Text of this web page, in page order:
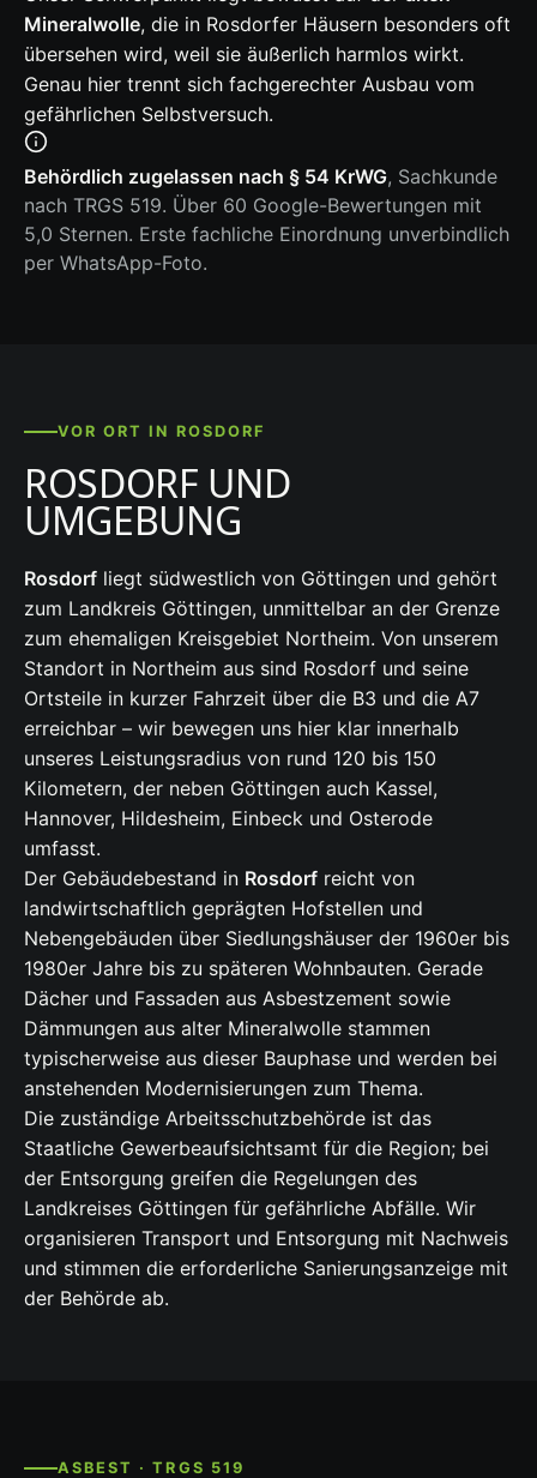
Mineralwolle, die in Rosdorfer Häusern besonders oft
übersehen wird, weil sie äußerlich harmlos wirkt.
Genau hier trennt sich fachgerechter Ausbau vom
gefährlichen Selbstversuch.
Behördlich zugelassen nach § 54 KrWG, Sachkunde
nach TRGS 519. Über 60 Google-Bewertungen mit
5,0 Sternen. Erste fachliche Einordnung unverbindlich
per WhatsApp-Foto.
VOR ORT IN ROSDORF
ROSDORF UND
UMGEBUNG
Rosdorf liegt südwestlich von Göttingen und gehört
zum Landkreis Göttingen, unmittelbar an der Grenze
zum ehemaligen Kreisgebiet Northeim. Von unserem
Standort in Northeim aus sind Rosdorf und seine
Ortsteile in kurzer Fahrzeit über die B3 und die A7
erreichbar – wir bewegen uns hier klar innerhalb
unseres Leistungsradius von rund 120 bis 150
Kilometern, der neben Göttingen auch Kassel,
Hannover, Hildesheim, Einbeck und Osterode
umfasst.
Der Gebäudebestand in Rosdorf reicht von
landwirtschaftlich geprägten Hofstellen und
Nebengebäuden über Siedlungshäuser der 1960er bis
1980er Jahre bis zu späteren Wohnbauten. Gerade
Dächer und Fassaden aus Asbestzement sowie
Dämmungen aus alter Mineralwolle stammen
typischerweise aus dieser Bauphase und werden bei
anstehenden Modernisierungen zum Thema.
Die zuständige Arbeitsschutzbehörde ist das
Staatliche Gewerbeaufsichtsamt für die Region; bei
der Entsorgung greifen die Regelungen des
Landkreises Göttingen für gefährliche Abfälle. Wir
organisieren Transport und Entsorgung mit Nachweis
und stimmen die erforderliche Sanierungsanzeige mit
der Behörde ab.
ASBEST · TRGS 519